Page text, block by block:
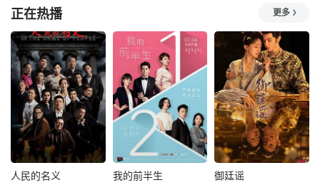
正在热播 更多
人民的名义 我的前半生 御廷谣